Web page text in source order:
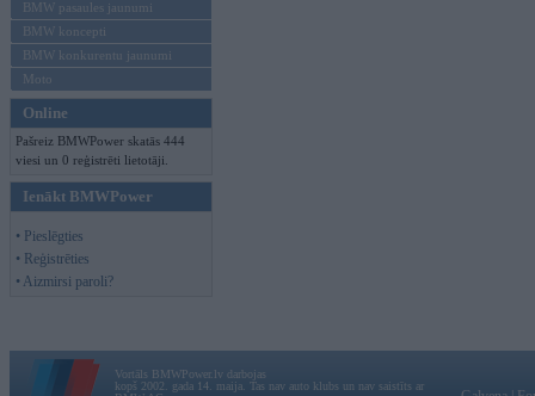
BMW pasaules jaunumi
BMW koncepti
BMW konkurentu jaunumi
Moto
Online
Pašreiz BMWPower skatās 444
viesi un 0 reģistrēti lietotāji.
Ienākt BMWPower
• Pieslēgties
• Reģistrēties
• Aizmirsi paroli?
Vortāls BMWPower.lv darbojas
kopš 2002. gada 14. maija. Tas nav auto klubs un nav saistīts ar